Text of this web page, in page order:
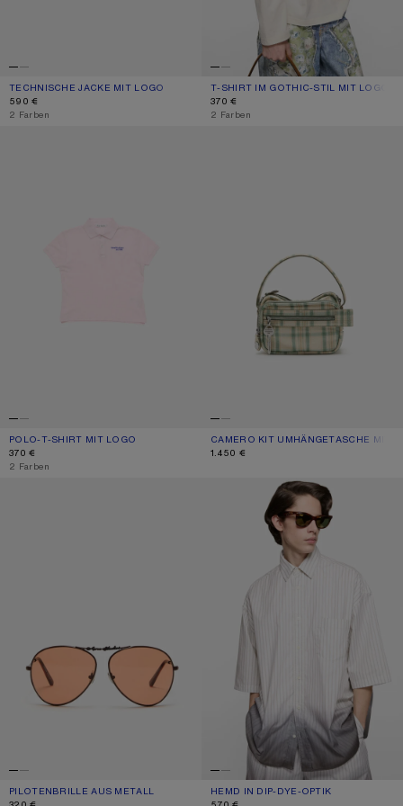
TECHNISCHE JACKE MIT LOGO
AKTUELLE FARBE: HELLES TAUPE
PREIS: 590 €.
590 €
,2 Farben
T-SHIRT IM GOTHIC-STIL MIT LOGO
AKTUELLE FARBE: STAUBIGES WEISS
PREIS: 370 €.
370 €
,2 Farben
POLO-T-SHIRT MIT LOGO
AKTUELLE FARBE: BLASSES ROSA
PREIS: 370 €.
370 €
,2 Farben
CAMERO KIT UMHÄNGETASCHE MIT
AKTUELLE FARBE: GRÜN/ORANGE
PREIS: 1.450 €.
1.450 €
PILOTENBRILLE AUS METALL
AKTUELLE FARBE: BRAUN/ORANGE
PREIS: 320 €.
HEMD IN DIP-DYE-OPTIK
HEMD IN DIP-DYE-OPTIK
AKTUELLE FARBE: WEISS/ BRAUN
PREIS: 570 €.